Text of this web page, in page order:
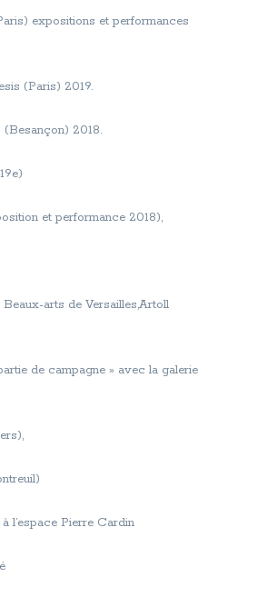
expositions et performances
(Paris) 2019.
2018.
et performance 2018),
Beaux-arts de Versailles,Artoll
de campagne » avec la galerie
l’espace Pierre Cardin